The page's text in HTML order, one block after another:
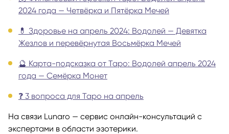
2024 года — Четвёрка и Пятёрка Мечей
💊 Здоровье на апрель 2024: Водолей — Девятка
Жезлов и перевёрнутая Восьмёрка Мечей
🔮 Карта-подсказка от Таро: Водолей апрель 2024
года — Семёрка Монет
❓ 3 вопроса для Таро на апрель
На связи Lunaro — сервис онлайн-консультаций с
экспертами в области эзотерики.